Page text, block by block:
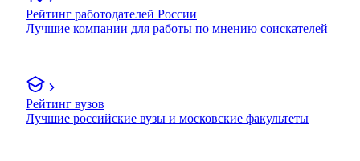
Рейтинг работодателей России
Лучшие компании для работы по мнению соискателей
Рейтинг вузов
Лучшие российские вузы и московские факультеты